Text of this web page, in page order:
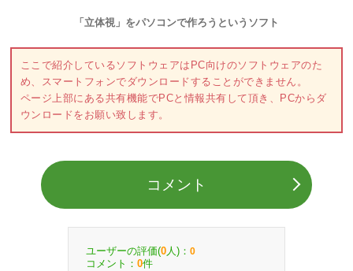
「立体視」をパソコンで作ろうというソフト
ここで紹介しているソフトウェアはPC向けのソフトウェアのた
め、スマートフォンでダウンロードすることができません。
ページ上部にある共有機能でPCと情報共有して頂き、PCからダ
ウンロードをお願い致します。
コメント
ユーザーの評価(0 人)： 0
コメント： 0件